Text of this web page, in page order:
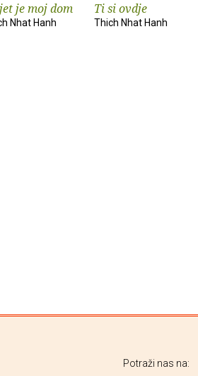
je moj dom
Nhat Hanh
Ti si ovdje
Thich Nhat Hanh
Potraži nas na: